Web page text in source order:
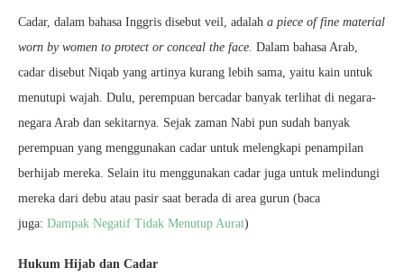
Cadar, dalam bahasa Inggris disebut veil, adalah a piece of fine material
worn by women to protect or conceal the face. Dalam bahasa Arab,
cadar disebut Niqab yang artinya kurang lebih sama, yaitu kain untuk
menutupi wajah. Dulu, perempuan bercadar banyak terlihat di negara-
negara Arab dan sekitarnya. Sejak zaman Nabi pun sudah banyak
perempuan yang menggunakan cadar untuk melengkapi penampilan
berhijab mereka. Selain itu menggunakan cadar juga untuk melindungi
mereka dari debu atau pasir saat berada di area gurun (baca
juga: Dampak Negatif Tidak Menutup Aurat)
Hukum Hijab dan Cadar